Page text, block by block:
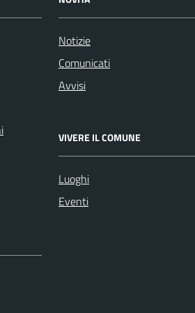
Notizie
Comunicati
Avvisi
VIVERE IL COMUNE
Luoghi
Eventi